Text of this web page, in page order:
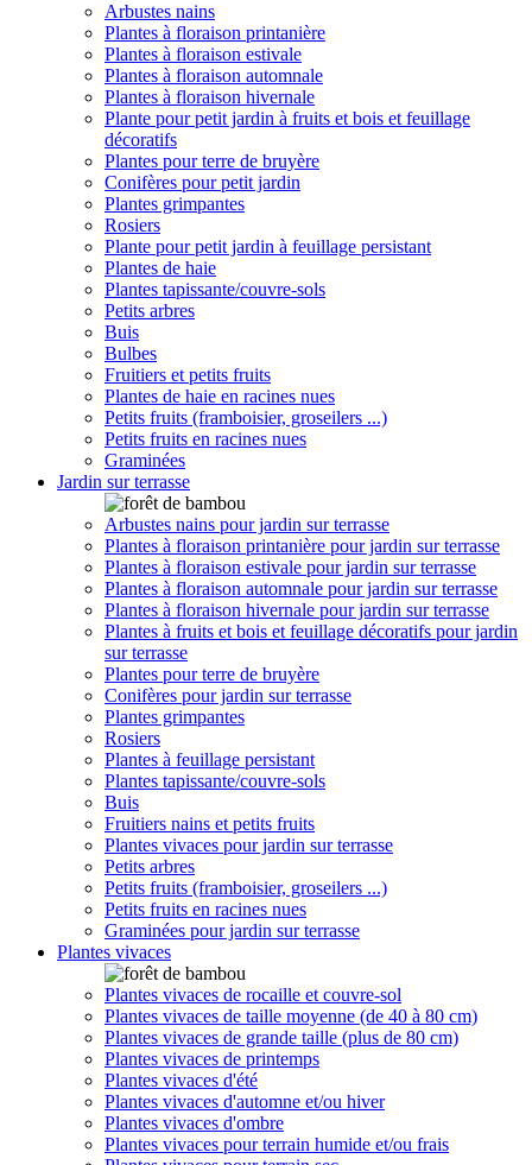
Arbustes nains
Plantes à floraison printanière
Plantes à floraison estivale
Plantes à floraison automnale
Plantes à floraison hivernale
Plante pour petit jardin à fruits et bois et feuillage
décoratifs
Plantes pour terre de bruyère
Conifères pour petit jardin
Plantes grimpantes
Rosiers
Plante pour petit jardin à feuillage persistant
Plantes de haie
Plantes tapissante/couvre-sols
Petits arbres
Buis
Bulbes
Fruitiers et petits fruits
Plantes de haie en racines nues
Petits fruits (framboisier, groseilers ...)
Petits fruits en racines nues
Graminées
Jardin sur terrasse
Arbustes nains pour jardin sur terrasse
Plantes à floraison printanière pour jardin sur terrasse
Plantes à floraison estivale pour jardin sur terrasse
Plantes à floraison automnale pour jardin sur terrasse
Plantes à floraison hivernale pour jardin sur terrasse
Plantes à fruits et bois et feuillage décoratifs pour jardin
sur terrasse
Plantes pour terre de bruyère
Conifères pour jardin sur terrasse
Plantes grimpantes
Rosiers
Plantes à feuillage persistant
Plantes tapissante/couvre-sols
Buis
Fruitiers nains et petits fruits
Plantes vivaces pour jardin sur terrasse
Petits arbres
Petits fruits (framboisier, groseilers ...)
Petits fruits en racines nues
Graminées pour jardin sur terrasse
Plantes vivaces
Plantes vivaces de rocaille et couvre-sol
Plantes vivaces de taille moyenne (de 40 à 80 cm)
Plantes vivaces de grande taille (plus de 80 cm)
Plantes vivaces de printemps
Plantes vivaces d'été
Plantes vivaces d'automne et/ou hiver
Plantes vivaces d'ombre
Plantes vivaces pour terrain humide et/ou frais